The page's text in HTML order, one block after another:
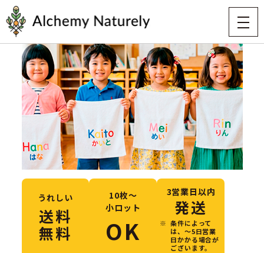
うれしい
送料
無料
10枚〜
小ロット
OK
3営業日以内
発送
条件によって
は、〜5日営業
日かかる場合が
ございます。